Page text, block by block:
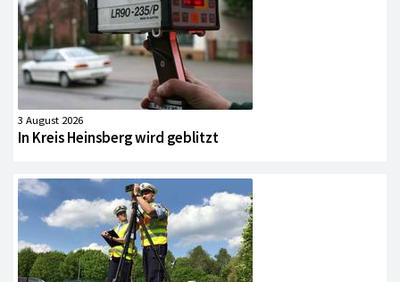
3 August 2026
In Kreis Heinsberg wird geblitzt